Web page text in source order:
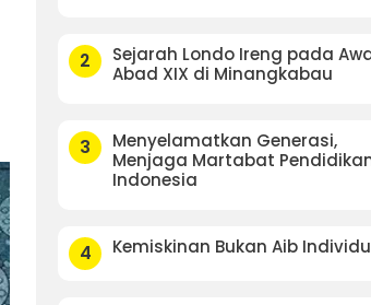
2
Sejarah Londo Ireng pada
Abad XIX di Minangkabau
3
Menyelamatkan Generasi,
Menjaga Martabat
Indonesia
4 Kemiskinan Bukan Aib Individu